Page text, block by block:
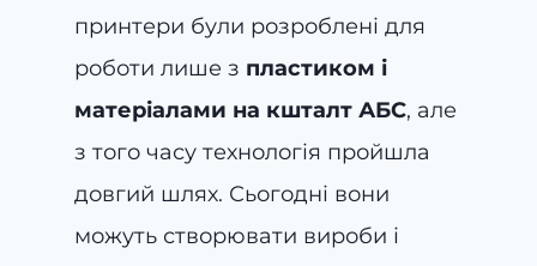
принтери були розроблені для
роботи лише з пластиком і
матеріалами на кшталт АБС, але
з того часу технологія пройшла
довгий шлях. Сьогодні вони
можуть створювати вироби і